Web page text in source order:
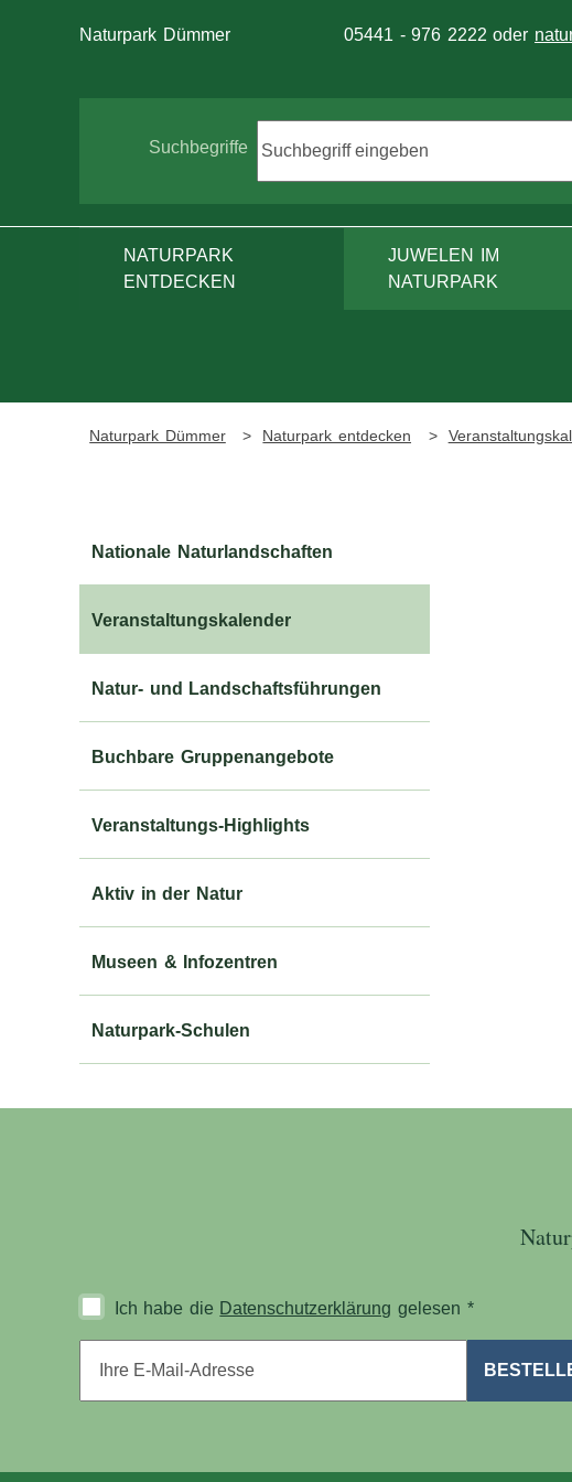
Naturpark Dümmer Telefon:
05441 - 976 2222 oder
Suchbegriffe
NATURPARK
ENTDECKEN
JUWELEN IM
NATURPARK
Naturpark Dümmer Naturpark entdecken
Nationale Naturlandschaften
Veranstaltungskalender
Natur- und Landschaftsführungen
Buchbare Gruppenangebote
Veranstaltungs-Highlights
Aktiv in der Natur
Museen & Infozentren
Naturpark-Schulen
Ich habe die Datenschutzerklärung gelesen *
E-Mail-Adresse*